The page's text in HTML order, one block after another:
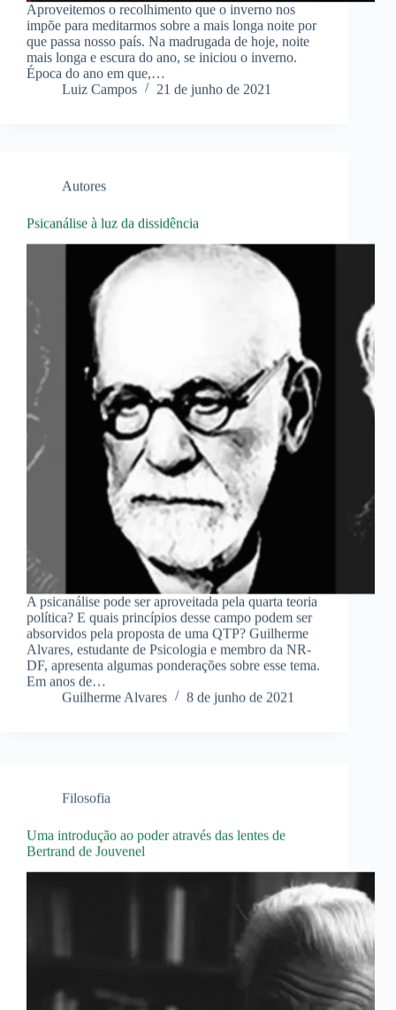
Aproveitemos o recolhimento que o inverno nos
impõe para meditarmos sobre a mais longa noite por
que passa nosso país. Na madrugada de hoje, noite
mais longa e escura do ano, se iniciou o inverno.
Época do ano em que,…
Luiz Campos
21 de junho de 2021
Autores
Psicanálise à luz da dissidência
A psicanálise pode ser aproveitada pela quarta teoria
política? E quais princípios desse campo podem ser
absorvidos pela proposta de uma QTP? Guilherme
Alvares, estudante de Psicologia e membro da NR-
DF, apresenta algumas ponderações sobre esse tema.
Em anos de…
Guilherme Alvares
8 de junho de 2021
Filosofia
Uma introdução ao poder através das lentes de
Bertrand de Jouvenel